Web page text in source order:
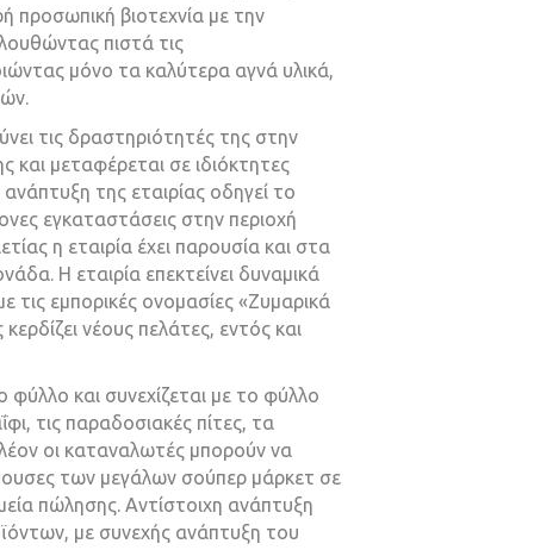
προσωπική βιοτεχνία με την
πιστά τις
μόνο τα καλύτερα αγνά υλικά,
τις δραστηριότητές της στην
μεταφέρεται σε ιδιόκτητες
της εταιρίας οδηγεί το
εγκαταστάσεις στην περιοχή
η εταιρία έχει παρουσία και στα
Η εταιρία επεκτείνει δυναμικά
εμπορικές ονομασίες «Ζυμαρικά
νέους πελάτες, εντός και
φύλλο και συνεχίζεται με το φύλλο
τις παραδοσιακές πίτες, τα
οι καταναλωτές μπορούν να
των μεγάλων σούπερ μάρκετ σε
πώλησης. Αντίστοιχη ανάπτυξη
με συνεχής ανάπτυξη του